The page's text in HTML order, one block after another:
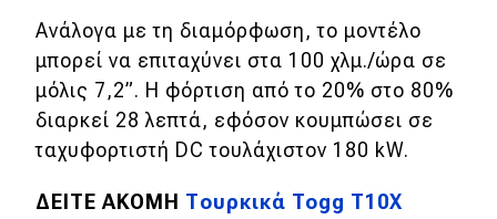
eDRIVE
DRIVE USED
Ανάλογα με τη διαμόρφωση, το μοντέλο
μπορεί να επιταχύνει στα 100 χλμ./ώρα σε
μόλις 7,2”. Η φόρτιση από το 20% στο 80%
διαρκεί 28 λεπτά, εφόσον κουμπώσει σε
ταχυφορτιστή DC τουλάχιστον 180 kW.
ΔΕΙΤΕ ΑΚΟΜΗ Tουρκικά Togg T10X